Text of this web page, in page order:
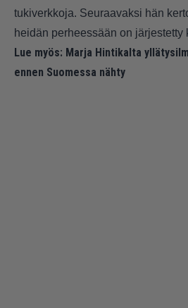
tukiverkkoja. Seuraavaksi hän
heidän perheessään on järjestetty
Lue myös: Marja Hintikalta
ennen Suomessa nähty